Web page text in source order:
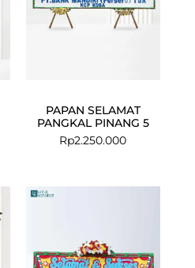
PAPAN SELAMAT
PANGKAL PINANG 5
Rp2.250.000